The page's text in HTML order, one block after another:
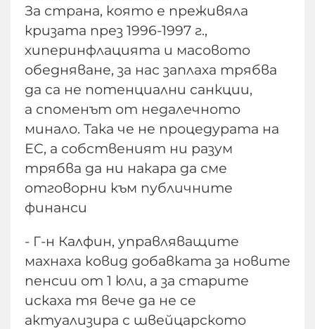
За страна, която е преживяла
кризата през 1996-1997 г.,
хиперинфлацията и масовото
обедняване, за нас заплаха трябва
да са не потенциални санкции,
а споменът от недалечното
минало. Така че не процедурата на
ЕС, а собственият ни разум
трябва да ни накара да сме
отговорни към публичните
финанси
- Г-н Калфин, управляващите
махнаха ковид добавката за новите
пенсии от 1 юли, а за старите
искаха тя вече да не се
актуализира с швейцарското